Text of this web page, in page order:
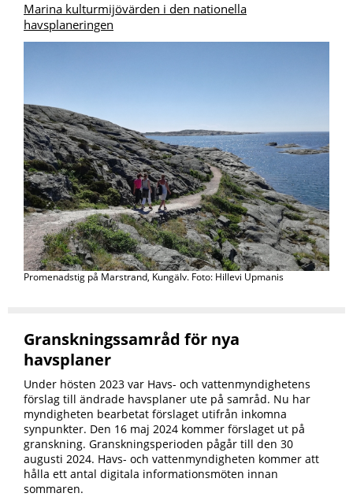
Marina kulturmijövärden i den nationella
havsplaneringen
Promenadstig på Marstrand, Kungälv. Foto: Hillevi Upmanis
Granskningssamråd för nya
havsplaner
Under hösten 2023 var Havs- och vattenmyndighetens
förslag till ändrade havsplaner ute på samråd. Nu har
myndigheten bearbetat förslaget utifrån inkomna
synpunkter. Den 16 maj 2024 kommer förslaget ut på
granskning. Granskningsperioden pågår till den 30
augusti 2024. Havs- och vattenmyndigheten kommer att
hålla ett antal digitala informationsmöten innan
sommaren.